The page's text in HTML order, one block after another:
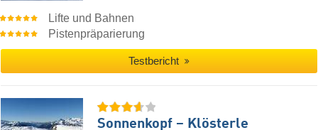
Lifte und Bahnen
Pistenpräparierung
Testbericht
Sonnenkopf – Klösterle